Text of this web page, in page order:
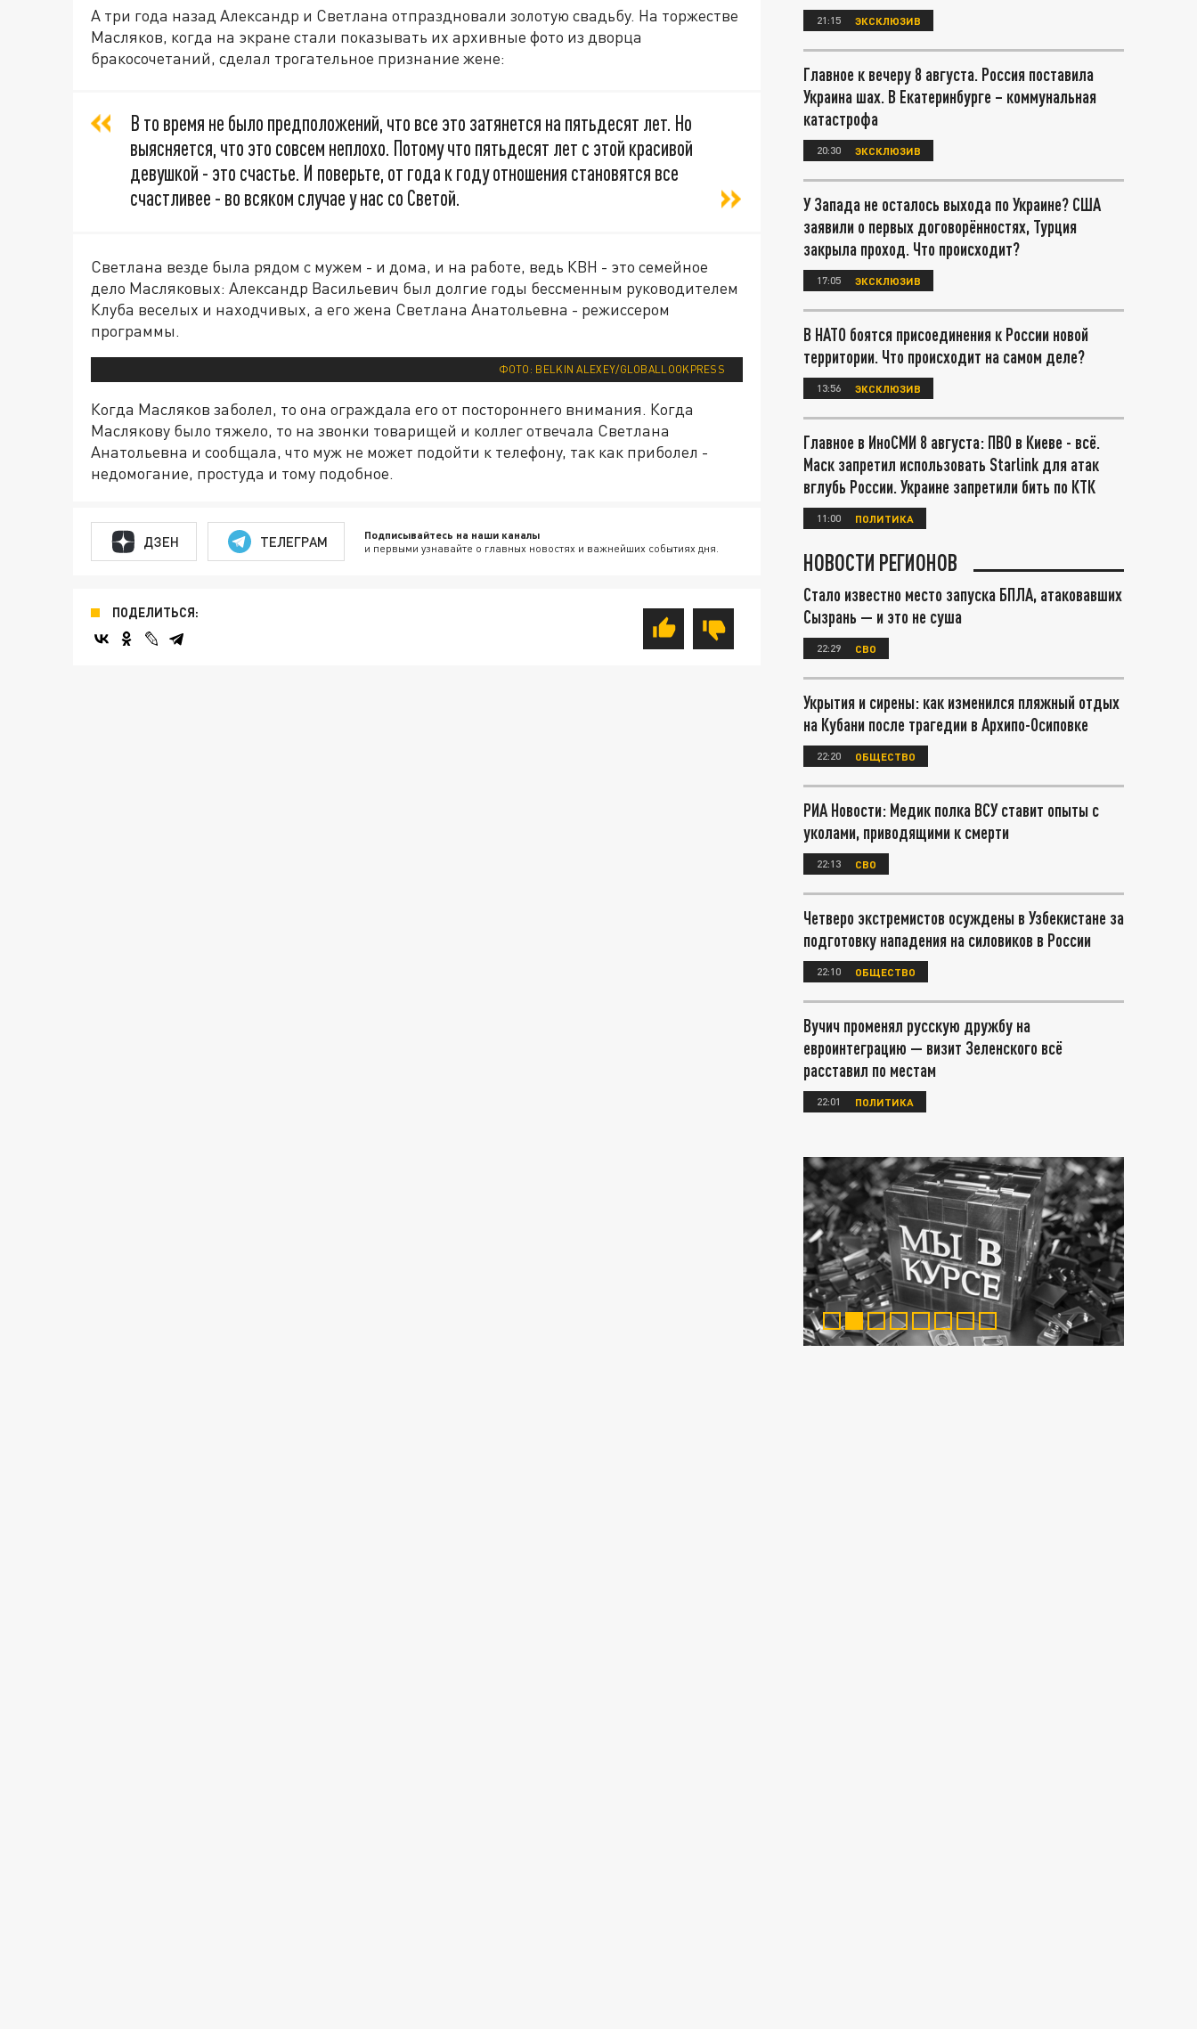
А три года назад Александр и Светлана отпраздновали золотую свадьбу. На торжестве
Масляков, когда на экране стали показывать их архивные фото из дворца
бракосочетаний, сделал трогательное признание жене:
В то время не было предположений, что все это затянется на пятьдесят лет. Но
выясняется, что это совсем неплохо. Потому что пятьдесят лет с этой красивой
девушкой - это счастье. И поверьте, от года к году отношения становятся все
счастливее - во всяком случае у нас со Светой.
Светлана везде была рядом с мужем - и дома, и на работе, ведь КВН - это семейное
дело Масляковых: Александр Васильевич был долгие годы бессменным руководителем
Клуба веселых и находчивых, а его жена Светлана Анатольевна - режиссером
программы.
ФОТО: BELKIN ALEXEY/GLOBALLOOKPRESS
Когда Масляков заболел, то она ограждала его от постороннего внимания. Когда
Маслякову было тяжело, то на звонки товарищей и коллег отвечала Светлана
Анатольевна и сообщала, что муж не может подойти к телефону, так как приболел -
недомогание, простуда и тому подобное.
ДЗЕН ТЕЛЕГРАМ Подписывайтесь на наши каналы
и первыми узнавайте о главных новостях и важнейших событиях дня.
ПОДЕЛИТЬСЯ:
21:15 ЭКСКЛЮЗИВ
Главное к вечеру 8 августа. Россия поставила
Украина шах. В Екатеринбурге – коммунальная
катастрофа
20:30 ЭКСКЛЮЗИВ
У Запада не осталось выхода по Украине? США
заявили о первых договорённостях, Турция
закрыла проход. Что происходит?
17:05 ЭКСКЛЮЗИВ
В НАТО боятся присоединения к России новой
территории. Что происходит на самом деле?
13:56 ЭКСКЛЮЗИВ
Главное в ИноСМИ 8 августа: ПВО в Киеве - всё.
Маск запретил использовать Starlink для атак
вглубь России. Украине запретили бить по КТК
11:00 ПОЛИТИКА
НОВОСТИ РЕГИОНОВ
Стало известно место запуска БПЛА, атаковавших
Сызрань — и это не суша
22:29 СВО
Укрытия и сирены: как изменился пляжный отдых
на Кубани после трагедии в Архипо-Осиповке
22:20 ОБЩЕСТВО
РИА Новости: Медик полка ВСУ ставит опыты с
уколами, приводящими к смерти
22:13 СВО
Четверо экстремистов осуждены в Узбекистане за
подготовку нападения на силовиков в России
22:10 ОБЩЕСТВО
Вучич променял русскую дружбу на
евроинтеграцию — визит Зеленского всё
расставил по местам
22:01 ПОЛИТИКА